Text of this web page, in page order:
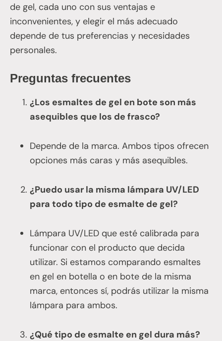
de gel, cada uno con sus ventajas e
inconvenientes, y elegir el más adecuado
depende de tus preferencias y necesidades
personales.
Preguntas frecuentes
¿Los esmaltes de gel en bote son más
asequibles que los de frasco?
Depende de la marca. Ambos tipos ofrecen
opciones más caras y más asequibles.
¿Puedo usar la misma lámpara UV/LED
para todo tipo de esmalte de gel?
Lámpara UV/LED que esté calibrada para
funcionar con el producto que decida
utilizar. Si estamos comparando esmaltes
en gel en botella o en bote de la misma
marca, entonces sí, podrás utilizar la misma
lámpara para ambos.
¿Qué tipo de esmalte en gel dura más?